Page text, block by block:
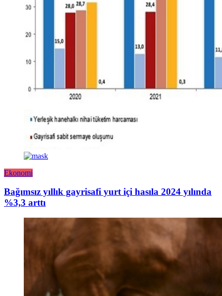
Ekonomi
Bağımsız yıllık gayrisafi yurt içi hasıla 2024 yılında
%3,3 arttı